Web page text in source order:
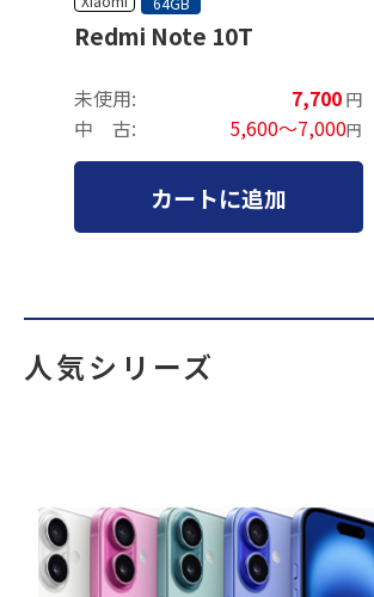
Redmi Note 10T
未使用: 7,700 円
中 古: 5,600～7,000円
カートに追加
人気シリーズ